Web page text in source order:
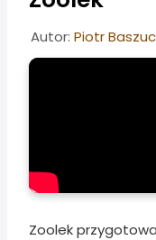
Informacje o
Autor: Piotr
Zoolek